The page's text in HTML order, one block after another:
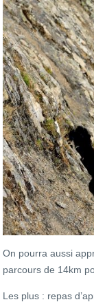
On pourra aussi
parcours de 14km
Les plus : repas